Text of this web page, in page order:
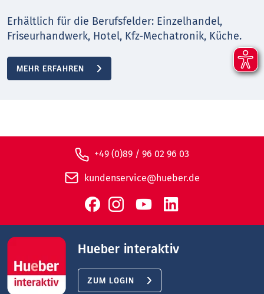
Erhältlich für die Berufsfelder: Einzelhandel,
Friseurhandwerk, Hotel, Kfz-Mechatronik, Küche.
MEHR ERFAHREN
+49 (0)89 / 96 02 96 03
kundenservice@hueber.de
Hueber interaktiv
ZUM LOGIN